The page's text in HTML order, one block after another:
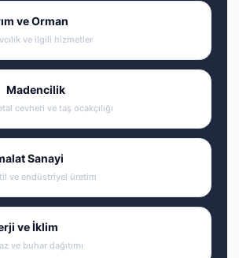
ve Orman
ve ilgili hizmetler
Madencilik
cevheri ve taş ocakçılığı
Sanayi
ve endüstriyel üretim
ve İklim
ve buhar dağıtımı